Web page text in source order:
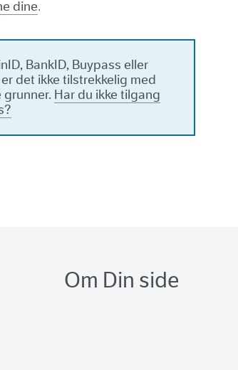
dine.
BankID, Buypass eller
det ikke tilstrekkelig med
grunner. Har du ikke tilgang
Om Din side